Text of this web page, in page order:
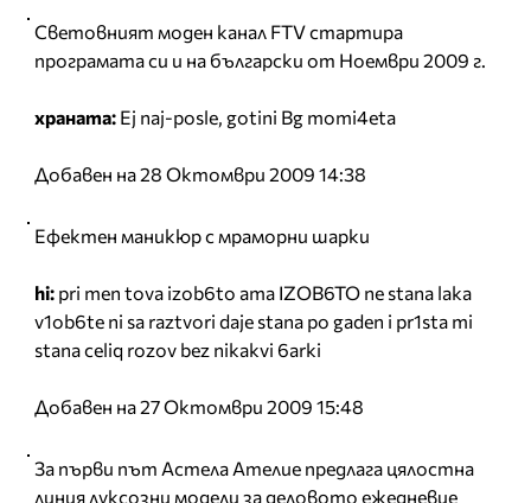
Световният моден канал FTV стартира
програмата си и на български от Ноември 2009 г.
храната: Ej naj-posle, gotini Bg momi4eta
Добавен на 28 Октомври 2009 14:38
Ефектен маникюр с мраморни шарки
hi: pri men tova izob6to ama IZOB6TO ne stana laka
v1ob6te ni sa raztvori daje stana po gaden i pr1sta mi
stana celiq rozov bez nikakvi 6arki
Добавен на 27 Октомври 2009 15:48
За първи път Астела Ателие предлага цялостна
линия луксозни модели за деловото ежедневие